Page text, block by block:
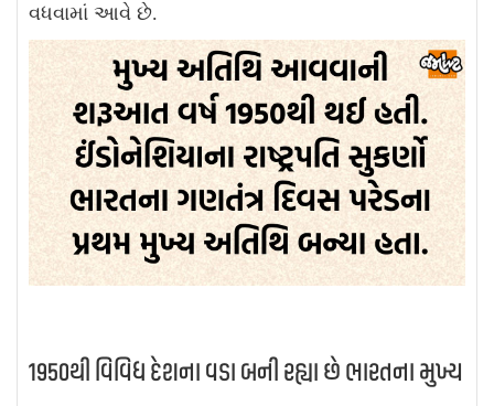
વધવામાં આવે છે.
1950થી વિવિધ દેશના વડા બની રહ્યા છે ભારતના મુખ્ય